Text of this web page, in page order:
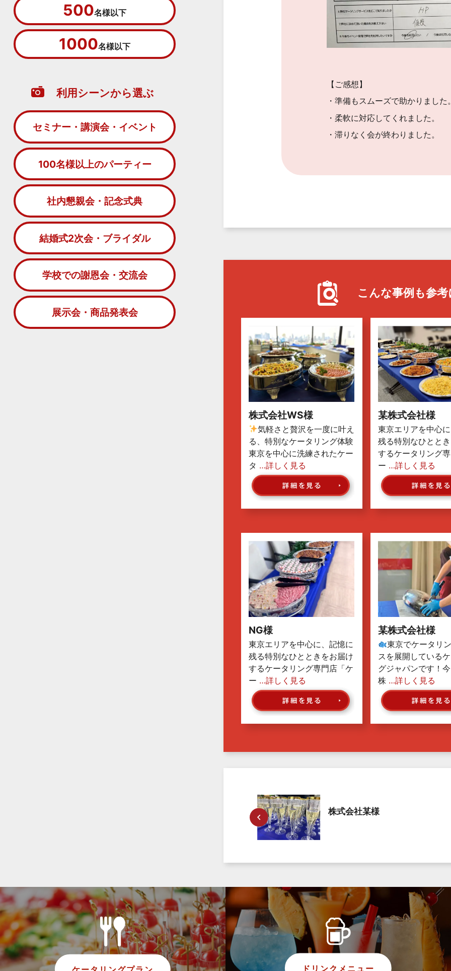
【ご感想】
・準備もスムーズで助かりました
・柔軟に対応してくれました。
・滞りなく会が終わりました。
こんな事例も参
株式会社WS様
気軽さと贅沢を一度に叶え
る、特別なケータリング体験
東京を中心に洗練されたケー
タ …詳しく見る
某株式会社様
東京エリアを中心
残る特別なひとと
するケータリング
ー …詳しく見る
NG様
東京エリアを中心に、記憶に
残る特別なひとときをお届け
するケータリング専門店「ケ
ー …詳しく見る
某株式会社様
東京でケータリ
スを展開している
グジャパンです！
株 …詳しく見る
株式会社某様
500名様以下
1000名様以下
利用シーンから選ぶ
セミナー・講演会・イベント
100名様以上のパーティー
社内懇親会・記念式典
結婚式2次会・ブライダル
学校での謝恩会・交流会
展示会・商品発表会
ドリンクメニュー